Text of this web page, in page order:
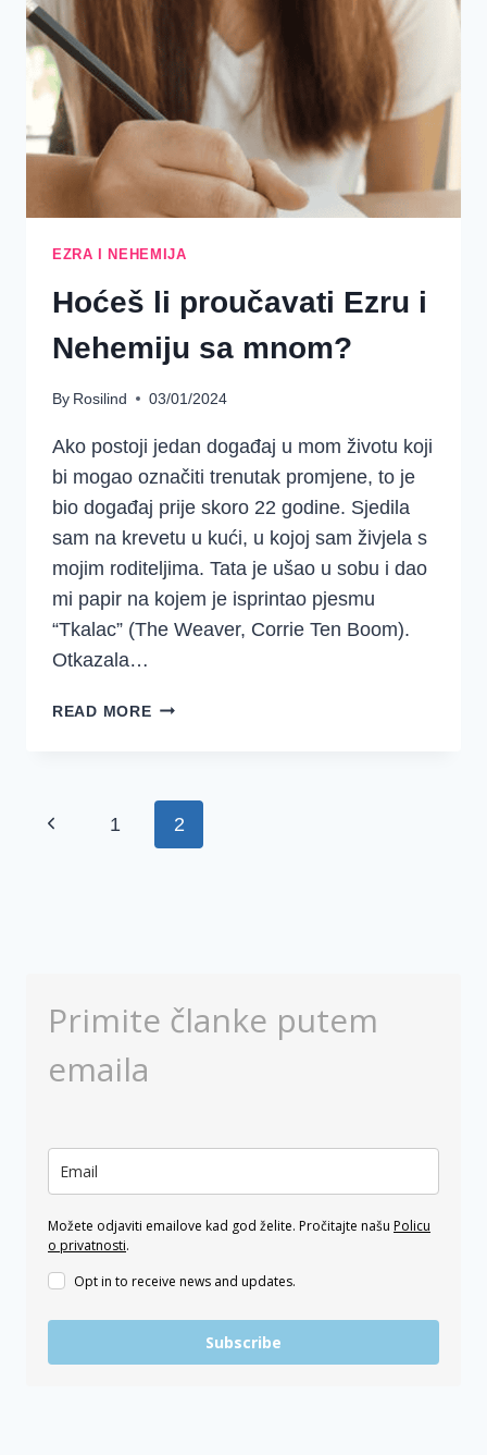
EZRA I NEHEMIJA
Hoćeš li proučavati Ezru i
Nehemiju sa mnom?
By Rosilind 03/01/2024
Ako postoji jedan događaj u mom životu koji
bi mogao označiti trenutak promjene, to je
bio događaj prije skoro 22 godine. Sjedila
sam na krevetu u kući, u kojoj sam živjela s
mojim roditeljima. Tata je ušao u sobu i dao
mi papir na kojem je isprintao pjesmu
“Tkalac” (The Weaver, Corrie Ten Boom).
Otkazala…
READ MOREHOĆEŠ
I
NEHEMIJU
Page
Previous1 2
Primite članke putem
emaila
Možete odjaviti emailove kad god želite. Pročitajte našu Policu
o privatnosti.
Opt in to receive news and updates.
Subscribe